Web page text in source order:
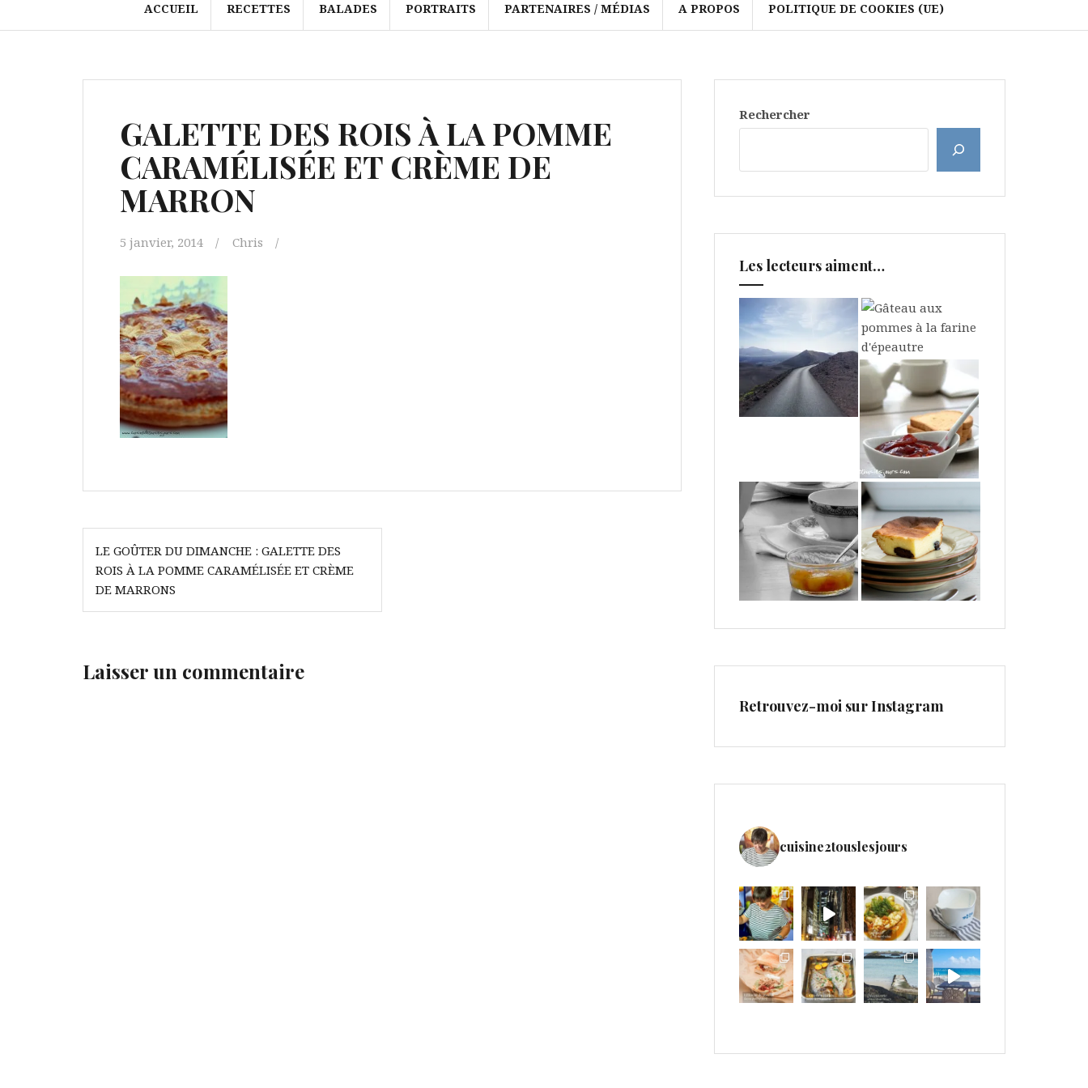
ACCUEIL RECETTES BALADES PORTRAITS PARTENAIRES / MÉDIAS A PROPOS POLITIQUE DE COOKIES (UE)
GALETTE DES ROIS À LA POMME
CARAMÉLISÉE ET CRÈME DE
MARRON
5 janvier, 2014 Chris
Navigation
de
l’article
LE GOÛTER DU DIMANCHE : GALETTE DES
ROIS À LA POMME CARAMÉLISÉE ET CRÈME
DE MARRONS
Laisser un commentaire
Rechercher
Les lecteurs aiment…
Retrouvez-moi sur Instagram
cuisine2touslesjours